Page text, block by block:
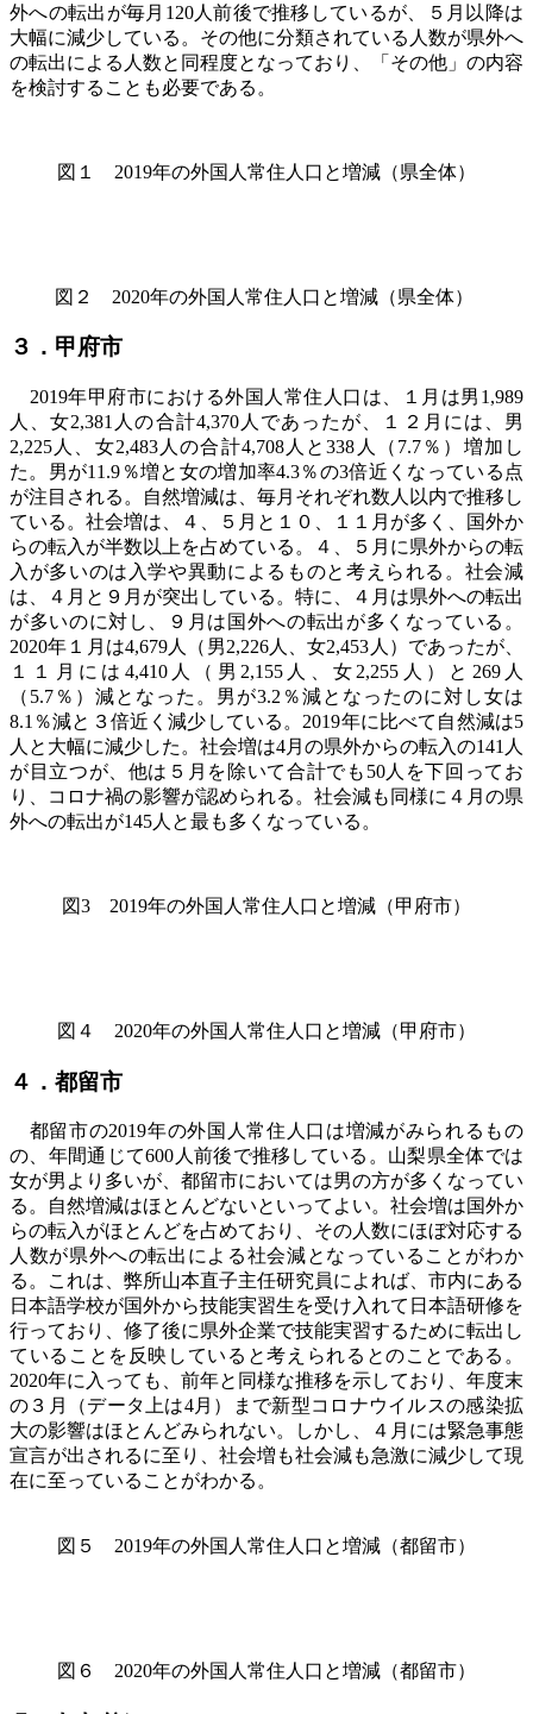
外への転出が毎月120人前後で推移しているが、５月以降は
大幅に減少している。その他に分類されている人数が県外へ
の転出による人数と同程度となっており、「その他」の内容
を検討することも必要である。
図１ 2019年の外国人常住人口と増減（県全体）
図２ 2020年の外国人常住人口と増減（県全体）
３．甲府市
2019年甲府市における外国人常住人口は、１月は男1,989
人、女2,381人の合計4,370人であったが、１２月には、男
2,225人、女2,483人の合計4,708人と338人（7.7％）増加し
た。男が11.9％増と女の増加率4.3％の3倍近くなっている点
が注目される。自然増減は、毎月それぞれ数人以内で推移し
ている。社会増は、４、５月と１０、１１月が多く、国外か
らの転入が半数以上を占めている。４、５月に県外からの転
入が多いのは入学や異動によるものと考えられる。社会減
は、４月と９月が突出している。特に、４月は県外への転出
が多いのに対し、９月は国外への転出が多くなっている。
2020年１月は4,679人（男2,226人、女2,453人）であったが、
１１月には4,410人（男2,155人、女2,255人）と269人
（5.7％）減となった。男が3.2％減となったのに対し女は
8.1％減と３倍近く減少している。2019年に比べて自然減は5
人と大幅に減少した。社会増は4月の県外からの転入の141人
が目立つが、他は５月を除いて合計でも50人を下回ってお
り、コロナ禍の影響が認められる。社会減も同様に４月の県
外への転出が145人と最も多くなっている。
図3 2019年の外国人常住人口と増減（甲府市）
図４ 2020年の外国人常住人口と増減（甲府市）
４．都留市
都留市の2019年の外国人常住人口は増減がみられるもの
の、年間通じて600人前後で推移している。山梨県全体では
女が男より多いが、都留市においては男の方が多くなってい
る。自然増減はほとんどないといってよい。社会増は国外か
らの転入がほとんどを占めており、その人数にほぼ対応する
人数が県外への転出による社会減となっていることがわか
る。これは、弊所山本直子主任研究員によれば、市内にある
日本語学校が国外から技能実習生を受け入れて日本語研修を
行っており、修了後に県外企業で技能実習するために転出し
ていることを反映していると考えられるとのことである。
2020年に入っても、前年と同様な推移を示しており、年度末
の３月（データ上は4月）まで新型コロナウイルスの感染拡
大の影響はほとんどみられない。しかし、４月には緊急事態
宣言が出されるに至り、社会増も社会減も急激に減少して現
在に至っていることがわかる。
図５ 2019年の外国人常住人口と増減（都留市）
図６ 2020年の外国人常住人口と増減（都留市）